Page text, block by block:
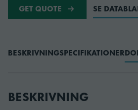
GET QUOTE SE
BESKRIVNINGSPECIFIKATIONER
BESKRIVNING